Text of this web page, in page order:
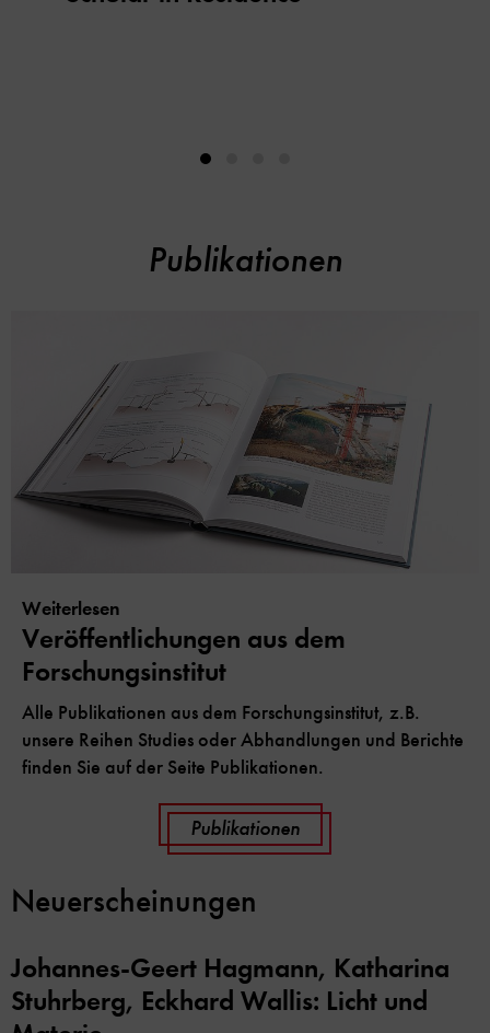
Publikationen
Weiterlesen
Veröffentlichungen aus dem
Forschungsinstitut
Alle Publikationen aus dem Forschungsinstitut, z.B.
unsere Reihen Studies oder Abhandlungen und Berichte
finden Sie auf der Seite Publikationen.
Publikationen
Neuerscheinungen
Johannes-Geert Hagmann, Katharina
Stuhrberg, Eckhard Wallis: Licht und